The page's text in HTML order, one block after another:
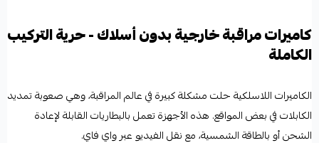
كاميرات مراقبة خارجية بدون أسلاك - حرية التركيب
الكاملة
الكاميرات اللاسلكية حلت مشكلة كبيرة في عالم المراقبة، وهي صعوبة تمديد
الكابلات في بعض المواقع. هذه الأجهزة تعمل بالبطاريات القابلة لإعادة
الشحن أو بالطاقة الشمسية، مع نقل الفيديو عبر واي فاي.